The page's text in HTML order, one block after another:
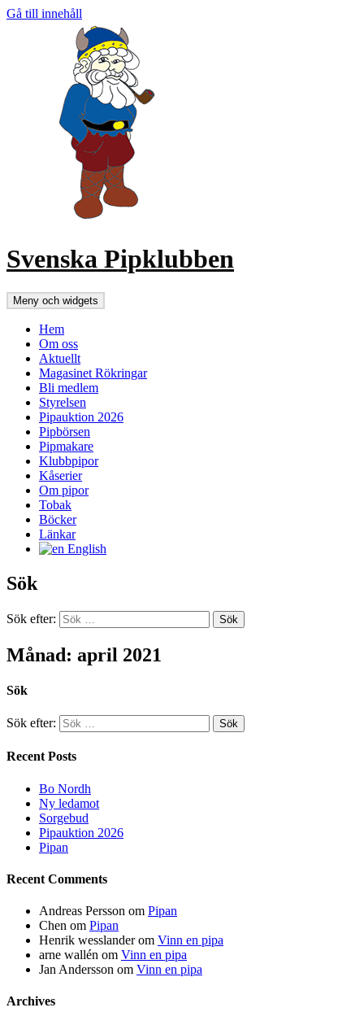
Gå till innehåll
Svenska Pipklubben
Meny och widgets
Hem
Om oss
Aktuellt
Magasinet Rökringar
Bli medlem
Styrelsen
Pipauktion 2026
Pipbörsen
Pipmakare
Klubbpipor
Kåserier
Om pipor
Tobak
Böcker
Länkar
English
Sök
Sök efter:
Månad: april 2021
Sök
Sök efter:
Recent Posts
Bo Nordh
Ny ledamot
Sorgebud
Pipauktion 2026
Pipan
Recent Comments
Andreas Persson om Pipan
Chen om Pipan
Henrik wesslanderom Vinn en pipa
arne wallén om Vinn en pipa
Jan Andersson om Vinn en pipa
Archives